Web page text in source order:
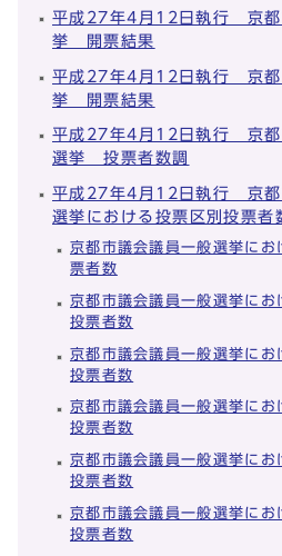
平成27年4月12日執行 京都
挙 開票結果
平成27年4月12日執行 京都
挙 開票結果
平成27年4月12日執行 京都
選挙 投票者数調
平成27年4月12日執行 京都
選挙における投票区別投票者
京都市議会議員一般選挙にお
票者数
京都市議会議員一般選挙にお
投票者数
京都市議会議員一般選挙にお
投票者数
京都市議会議員一般選挙にお
投票者数
京都市議会議員一般選挙にお
投票者数
京都市議会議員一般選挙にお
投票者数